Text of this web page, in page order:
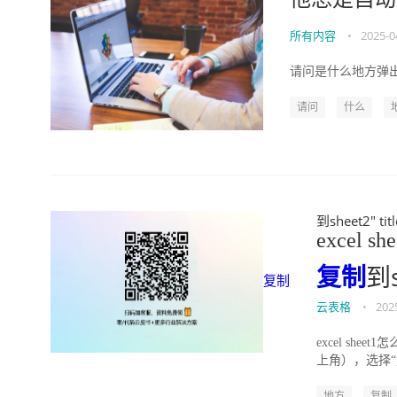
所有内容 • 2025-
请问是什么地方弹
请问 什么
复制
到sheet2"
excel
复制
云表格 •
excel sheet1
上角），选